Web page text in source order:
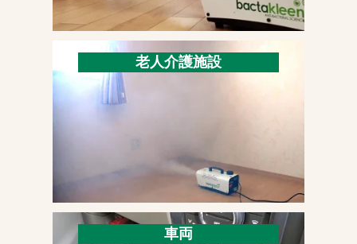
老人介護施設
車両